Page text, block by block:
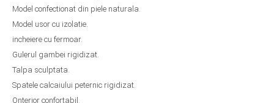
Model confectionat din piele naturala.
Model usor cu izolatie.
incheiere cu fermoar.
Gulerul gambei rigidizat.
Talpa sculptata.
Spatele calcaiului peternic rigidizat.
Onterior confortabil.